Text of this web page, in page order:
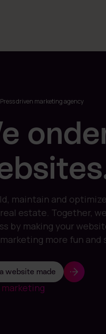
driven marketing agency
maintain and
estate. Together,
by making your
more fun and
website made